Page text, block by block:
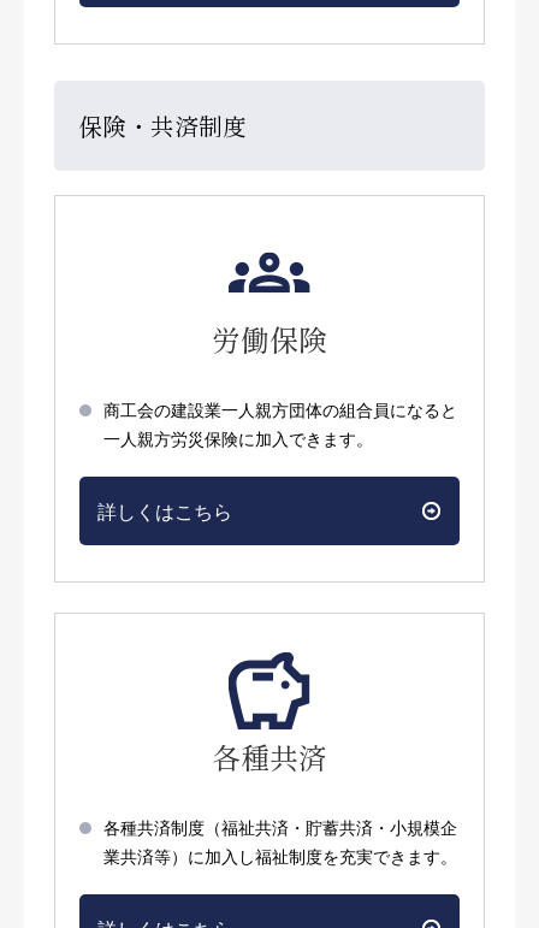
保険・共済制度
労働保険
商工会の建設業一人親方団体の組合員になると
一人親方労災保険に加入できます。
詳しくはこちら
各種共済
各種共済制度（福祉共済・貯蓄共済・小規模企
業共済等）に加入し福祉制度を充実できます。